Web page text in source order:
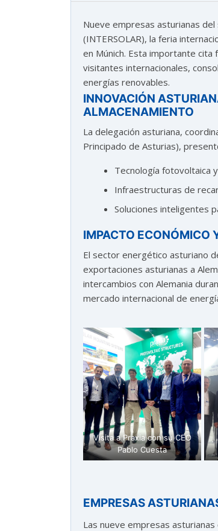
Nueve empresas asturianas
(INTERSOLAR), la feria
en Múnich. Esta importante
visitantes internacionales,
energías renovables.
INNOVACIÓN
ALMACENAMIENTO
La delegación asturiana,
Principado de Asturias),
Tecnología fotovoltaica
Infraestructuras de
Soluciones inteligentes
IMPACTO ECONÓMICO
El sector energético asturiano
exportaciones asturianas a
intercambios con Alemania
mercado internacional de
Visita a Praxia con su CEO
Pablo Cuesta
EMPRESAS
Las nueve empresas
¡Hola, soy Astu
Estoy aquí para ayudarte
con la internacionalización de tu empresa e
informarte sobre los eventos y actividades
que lleva a cabo Asturex.
Al continuar con la Conversación, aceptas
política de privacidad
¿En que te puedo ayudar hoy?